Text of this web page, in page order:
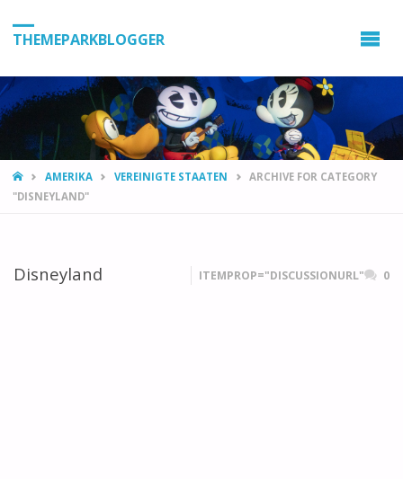
THEMEPARKBLOGGER
HOMEAMERIKA VEREINIGTE STAATEN
ARCHIVE FOR CATEGORY
"DISNEYLAND"
Disneyland ITEMPROP="DISCUSSIONURL" 0